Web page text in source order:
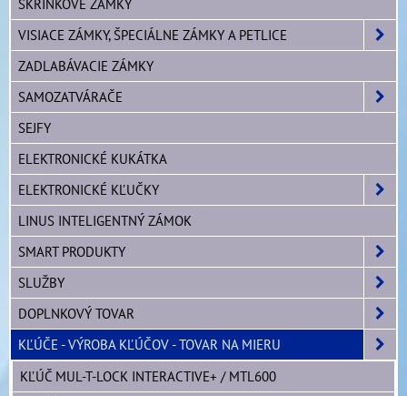
VISIACE ZÁMKY, ŠPECIÁLNE ZÁMKY A PETLICE
ZADLABÁVACIE ZÁMKY
SAMOZATVÁRAČE
SEJFY
ELEKTRONICKÉ KUKÁTKA
ELEKTRONICKÉ KĽUČKY
LINUS INTELIGENTNÝ ZÁMOK
SMART PRODUKTY
SLUŽBY
DOPLNKOVÝ TOVAR
KĽÚČE - VÝROBA KĽÚČOV - TOVAR NA MIERU
KĽÚČ MUL-T-LOCK INTERACTIVE+ / MTL600